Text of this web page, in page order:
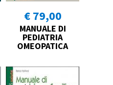
€ 79,00
MANUALE DI
PEDIATRIA
OMEOPATICA